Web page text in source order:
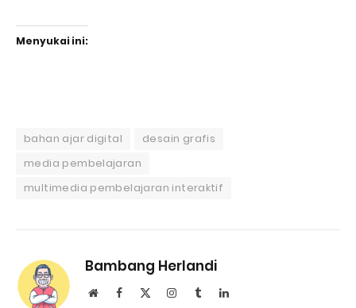
Menyukai ini:
bahan ajar digital
desain grafis
media pembelajaran
multimedia pembelajaran interaktif
Bambang Herlandi
WebsiteFacebook Instagram
TumblrLinkedIn